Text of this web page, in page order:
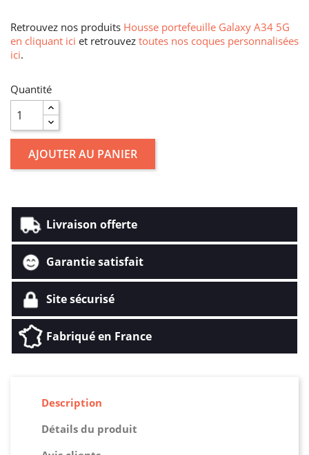
Retrouvez nos produits Housse portefeuille Galaxy A34 5G
en cliquant ici et retrouvez toutes nos coques personnalisées
ici.
Quantité
AJOUTER AU PANIER
Livraison offerte
Garantie satisfait
Site sécurisé
Fabriqué en France
Description
Détails du produit